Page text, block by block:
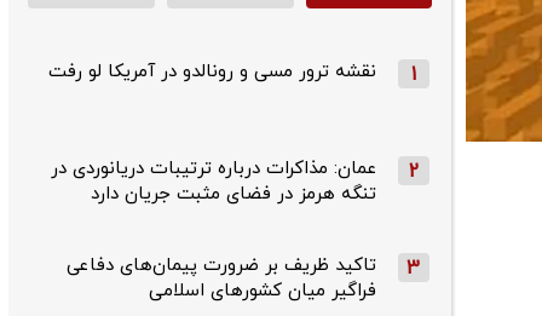
1 نقشه ترور مسی و رونالدو در آمریکا لو رفت
2
عمان: مذاکرات درباره ترتیبات دریانوردی در
تنگه هرمز در فضای مثبت جریان دارد
3
تاکید ظریف بر ضرورت پیمان‌های دفاعی
فراگیر میان کشورهای اسلامی